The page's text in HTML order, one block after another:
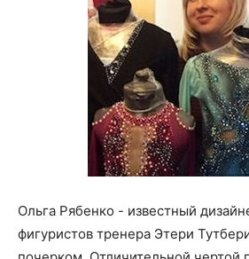
Ольга Рябенко - известный
фигуристов тренера Этери